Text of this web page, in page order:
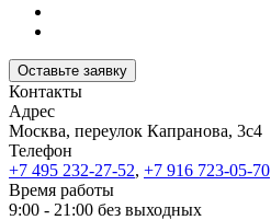
Оставьте заявку
Контакты
Адрес
Москва, переулок Капранова, 3с4
Телефон
+7 495 232-27-52, +7 916 723-05-70
Время работы
9:00 - 21:00 без выходных